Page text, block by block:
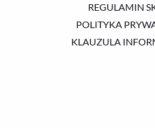
REGULAMIN
POLITYKA
KLAUZULA